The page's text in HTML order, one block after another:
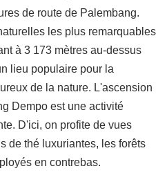
de route de Palembang.
les plus remarquables
à 3 173 mètres au-dessus
lieu populaire pour la
de la nature. L'ascension
Dempo est une activité
D'ici, on profite de vues
de thé luxuriantes, les forêts
en contrebas.